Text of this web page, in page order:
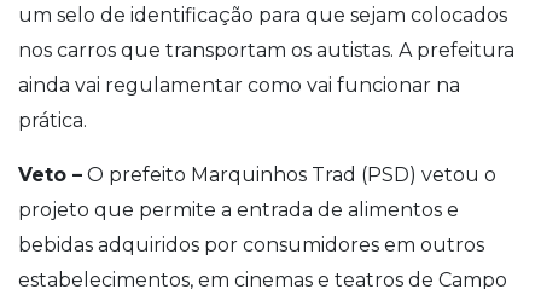
um selo de identificação para que sejam colocados
nos carros que transportam os autistas. A prefeitura
ainda vai regulamentar como vai funcionar na
prática.
Veto – O prefeito Marquinhos Trad (PSD) vetou o
projeto que permite a entrada de alimentos e
bebidas adquiridos por consumidores em outros
estabelecimentos, em cinemas e teatros de Campo